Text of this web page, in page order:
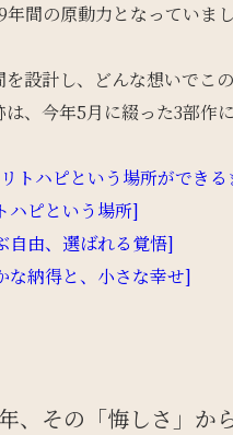
間の原動力となっていまし
を設計し、どんな想いで
、今年5月に綴った3部作に
トハピという場所ができる
ハピという場所]
自由、選ばれる覚悟]
な納得と、小さな幸せ]
、その「悔しさ」か